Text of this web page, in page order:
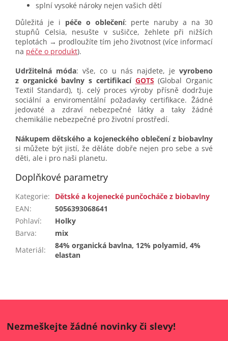
splní vysoké nároky nejen vašich dětí
Důležitá je i péče o oblečení: perte naruby a na 30
stupňů Celsia, nesušte v sušičce, žehlete při nižších
teplotách → prodloužíte tím jeho životnost (více informací
na péče o produkt).
Udržitelná móda: vše, co u nás najdete, je vyrobeno
z organické bavlny s certifikací GOTS (Global Organic
Textil Standard), tj. celý proces výroby přísně dodržuje
sociální a enviromentální požadavky certifikace. Žádné
jedovaté a zdraví nebezpečné látky a taky žádné
chemikálie nebezpečné pro životní prostředí.
Nákupem dětského a kojeneckého oblečení z biobavlny
si můžete být jistí, že děláte dobře nejen pro sebe a své
děti, ale i pro naši planetu.
Doplňkové parametry
Kategorie:
Dětské a kojenecké punčocháče z biobavlny
EAN:
5056393068641
Pohlaví:
Holky
Barva:
mix
Materiál:
84% organická bavlna, 12% polyamid, 4%
elastan
Nezmeškejte žádné novinky či slevy!